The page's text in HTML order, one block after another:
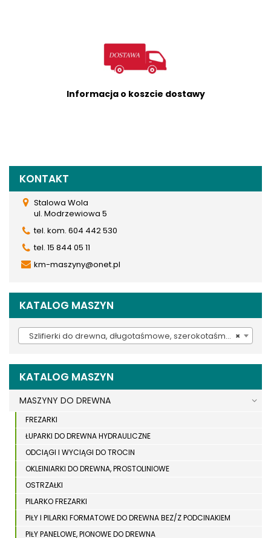
Informacja o koszcie dostawy
KONTAKT
Stalowa Wola
ul. Modrzewiowa 5
tel. kom. 604 442 530
tel. 15 844 05 11
km-maszyny@onet.pl
KATALOG MASZYN
×
Szlifierki do drewna, długotaśmowe, szerokotaśmowe, krawędziowe (57)
KATALOG MASZYN
MASZYNY DO DREWNA
FREZARKI
ŁUPARKI DO DREWNA HYDRAULICZNE
ODCIĄGI I WYCIĄGI DO TROCIN
OKLEINIARKI DO DREWNA, PROSTOLINIOWE
OSTRZAŁKI
PILARKO FREZARKI
PIŁY I PILARKI FORMATOWE DO DREWNA BEZ/Z PODCINAKIEM
PIŁY PANELOWE, PIONOWE DO DREWNA